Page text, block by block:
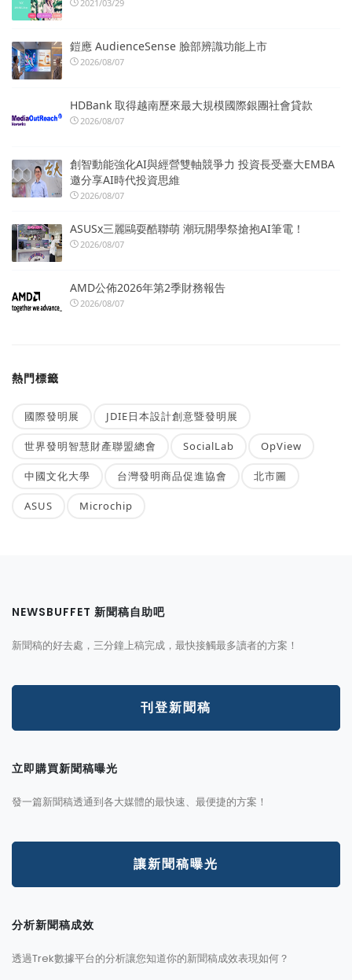
2021/03/29
鎧應 AudienceSense 臉部辨識功能上市
2026/08/07
HDBank 取得越南歷來最大規模國際銀團社會貸款
2026/08/07
創智動能強化AI與經營雙軸競爭力 投資長受臺大EMBA
邀分享AI時代投資思維
2026/08/07
ASUSx三麗鷗耍酷聯萌 潮玩開學祭搶抱AI筆電！
2026/08/07
AMD公佈2026年第2季財務報告
2026/08/07
熱門標籤
國際發明展 JDIE日本設計創意暨發明展
世界發明智慧財產聯盟總會 SocialLab OpView
中國文化大學 台灣發明商品促進協會 北市圖
ASUS Microchip
NEWSBUFFET 新聞稿自助吧
新聞稿的好去處，三分鐘上稿完成，最快接觸最多讀者的方案！
刊登新聞稿
立即購買新聞稿曝光
發一篇新聞稿透通到各大媒體的最快速、最便捷的方案！
讓新聞稿曝光
分析新聞稿成效
透過Trek數據平台的分析讓您知道你的新聞稿成效表現如何？